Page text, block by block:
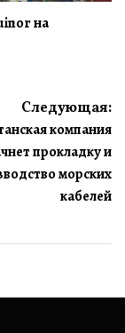
на
Следующая:
компания
прокладку и
морских
кабелей